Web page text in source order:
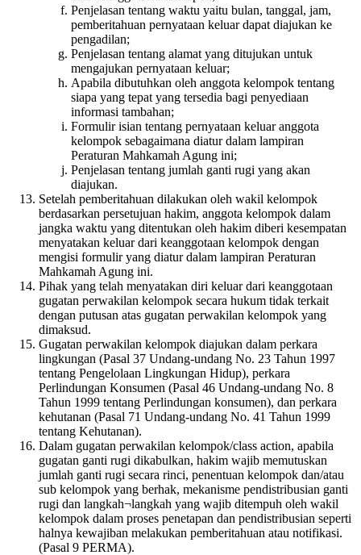
Penjelasan tentang waktu yaitu bulan, tanggal, jam,
pemberitahuan pernyataan keluar dapat diajukan ke
pengadilan;
Penjelasan tentang alamat yang ditujukan untuk
mengajukan pernyataan keluar;
Apabila dibutuhkan oleh anggota kelompok tentang
siapa yang tepat yang tersedia bagi penyediaan
informasi tambahan;
Formulir isian tentang pernyataan keluar anggota
kelompok sebagaimana diatur dalam lampiran
Peraturan Mahkamah Agung ini;
Penjelasan tentang jumlah ganti rugi yang akan
diajukan.
Setelah pemberitahuan dilakukan oleh wakil kelompok
berdasarkan persetujuan hakim, anggota kelompok dalam
jangka waktu yang ditentukan oleh hakim diberi kesempatan
menyatakan keluar dari keanggotaan kelompok dengan
mengisi formulir yang diatur dalam lampiran Peraturan
Mahkamah Agung ini.
Pihak yang telah menyatakan diri keluar dari keanggotaan
gugatan perwakilan kelompok secara hukum tidak terkait
dengan putusan atas gugatan perwakilan kelompok yang
dimaksud.
Gugatan perwakilan kelompok diajukan dalam perkara
lingkungan (Pasal 37 Undang-undang No. 23 Tahun 1997
tentang Pengelolaan Lingkungan Hidup), perkara
Perlindungan Konsumen (Pasal 46 Undang-undang No. 8
Tahun 1999 tentang Perlindungan konsumen), dan perkara
kehutanan (Pasal 71 Undang-undang No. 41 Tahun 1999
tentang Kehutanan).
Dalam gugatan perwakilan kelompok/class action, apabila
gugatan ganti rugi dikabulkan, hakim wajib memutuskan
jumlah ganti rugi secara rinci, penentuan kelompok dan/atau
sub kelompok yang berhak, mekanisme pendistribusian ganti
rugi dan langkah¬langkah yang wajib ditempuh oleh wakil
kelompok dalam proses penetapan dan pendistribusian seperti
halnya kewajiban melakukan pemberitahuan atau notifikasi.
(Pasal 9 PERMA).